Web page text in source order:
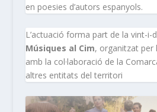
en poesies d’autors espanyols.
L’actuació forma part de la vint-i-
Músiques al Cim, organitzat per
amb la col·laboració de la
altres entitats del territori